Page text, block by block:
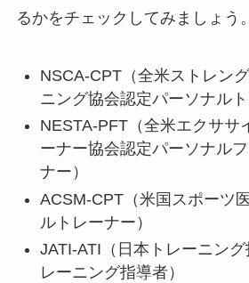
るかをチェックしてみましょう。
NSCA-CPT（全米ストレン
ニング協会認定パーソナルト
NESTA-PFT（全米エクササ
ーナー協会認定パーソナル
ナー）
ACSM-CPT（米国スポーツ
ルトレーナー）
JATI-ATI（日本トレーニン
レーニング指導者）